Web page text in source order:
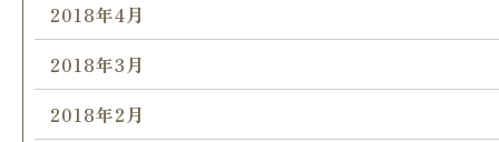
2018年4月
2018年3月
2018年2月